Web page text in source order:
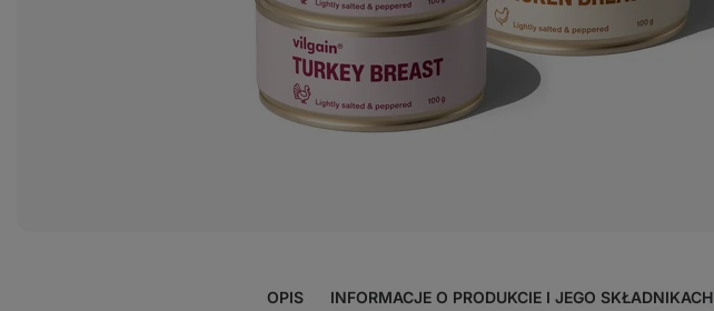
OPIS INFORMACJE O PRODUKCIE I JEGO SKŁADNIKACH